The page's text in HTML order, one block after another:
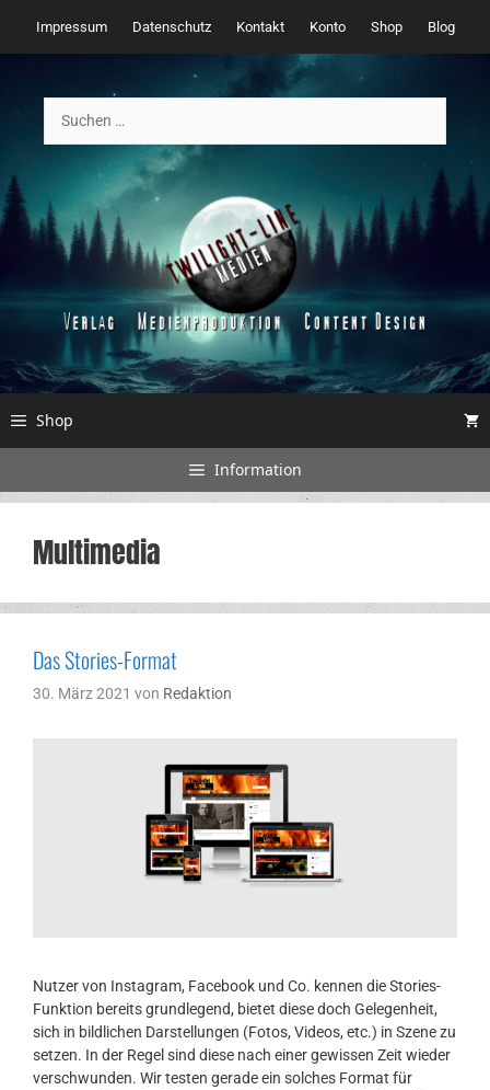
Inhalt
springen
Impressum Datenschutz Kontakt Konto Shop Blog
nach:
Shop
Information
Multimedia
Das Stories-Format
30. März 2021 von Redaktion
Nutzer von Instagram, Facebook und Co. kennen die Stories-
Funktion bereits grundlegend, bietet diese doch Gelegenheit,
sich in bildlichen Darstellungen (Fotos, Videos, etc.) in Szene zu
setzen. In der Regel sind diese nach einer gewissen Zeit wieder
verschwunden. Wir testen gerade ein solches Format für